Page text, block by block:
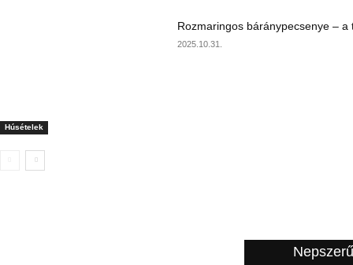
Húsételek
Rozmaringos báránypecsenye – a
2025.10.31.